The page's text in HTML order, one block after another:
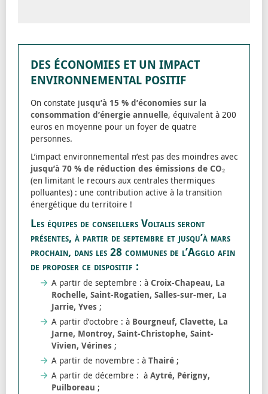
DES ÉCONOMIES ET UN IMPACT
ENVIRONNEMENTAL POSITIF
On constate jusqu’à 15 % d’économies sur la
consommation d’énergie annuelle, équivalent à 200
euros en moyenne pour un foyer de quatre
personnes.
L’impact environnemental n’est pas des moindres avec
jusqu’à 70 % de réduction des émissions de CO₂
(en limitant le recours aux centrales thermiques
polluantes) : une contribution active à la transition
énergétique du territoire !
Les équipes de conseillers Voltalis seront
présentes, à partir de septembre et jusqu’à mars
prochain, dans les 28 communes de l’Agglo afin
de proposer ce dispositif :
A partir de septembre : à Croix-Chapeau, La
Rochelle, Saint-Rogatien, Salles-sur-mer, La
Jarrie, Yves ;
A partir d’octobre : à Bourgneuf, Clavette, La
Jarne, Montroy, Saint-Christophe, Saint-
Vivien, Vérines ;
A partir de novembre : à Thairé ;
A partir de décembre : à Aytré, Périgny,
Puilboreau ;